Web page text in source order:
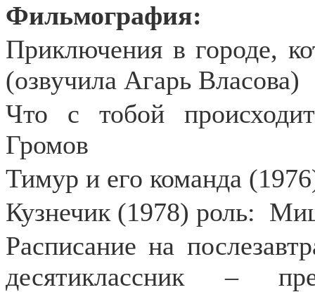
Фильмография:
Приключения в городе,
(озвучила Агарь Власова)
Что с тобой
Громов
Тимур и его команда
Кузнечик (1978) роль:
Расписание на
десятиклассник –